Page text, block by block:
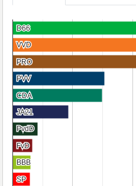
D66
D66
VVD
VVD
PRO
PRO
PVV
PVV
CDA
CDA
JA21
JA21
PvdD
PvdD
FvD
FvD
BBB
BBB
SP
SP